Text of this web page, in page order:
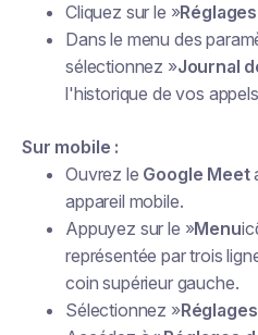
Cliquez sur le »
Dans le menu des
sélectionnez »Journal
l'historique de vos
Sur mobile :
Ouvrez le Google Meet
appareil mobile.
Appuyez sur le »Menu
représentée par trois
coin supérieur gauche.
Sélectionnez »Réglages